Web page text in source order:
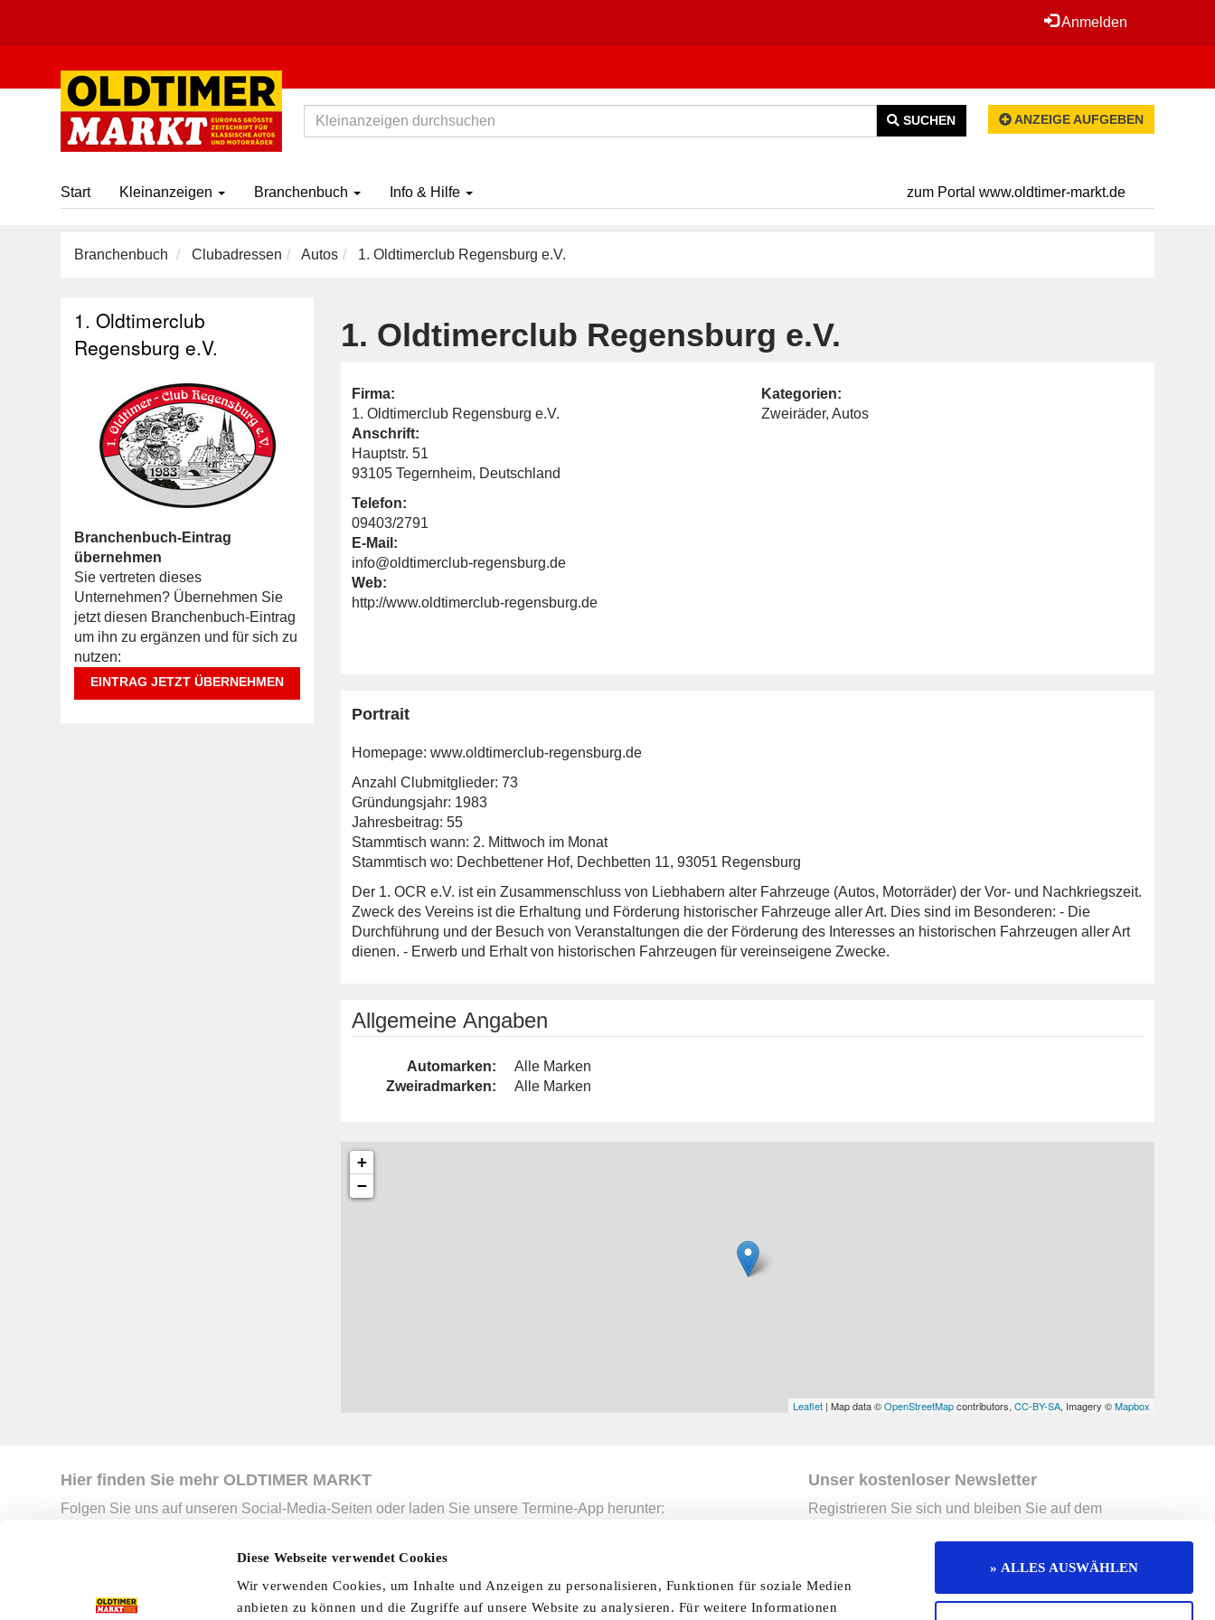
Diese Webseite verwendet Cookies
Wir verwenden Cookies, um Inhalte und Anzeigen zu personalisieren, Funktionen für soziale Medien
anbieten zu können und die Zugriffe auf unsere Website zu analysieren. Für weitere Informationen
» ALLES AUSWÄHLEN
Anmelden
SUCHEN ANZEIGE AUFGEBEN
Start Kleinanzeigen Branchenbuch Info & Hilfe zum Portal www.oldtimer-markt.de
Branchenbuch Clubadressen Autos 1. Oldtimerclub Regensburg e.V.
1. Oldtimerclub Regensburg e.V.
Firma:
1. Oldtimerclub Regensburg e.V.
Anschrift:
Hauptstr. 51
93105 Tegernheim, Deutschland
Telefon:
09403/2791
E-Mail:
info@oldtimerclub-regensburg.de
Web:
http://www.oldtimerclub-regensburg.de
Kategorien:
Zweiräder, Autos
Portrait
Homepage: www.oldtimerclub-regensburg.de
Anzahl Clubmitglieder: 73
Gründungsjahr: 1983
Jahresbeitrag: 55
Stammtisch wann: 2. Mittwoch im Monat
Stammtisch wo: Dechbettener Hof, Dechbetten 11, 93051 Regensburg
Der 1. OCR e.V. ist ein Zusammenschluss von Liebhabern alter Fahrzeuge (Autos, Motorräder) der Vor- und Nachkriegszeit.
Zweck des Vereins ist die Erhaltung und Förderung historischer Fahrzeuge aller Art. Dies sind im Besonderen: - Die
Durchführung und der Besuch von Veranstaltungen die der Förderung des Interesses an historischen Fahrzeugen aller Art
dienen. - Erwerb und Erhalt von historischen Fahrzeugen für vereinseigene Zwecke.
Allgemeine Angaben
Automarken:
Alle Marken
Zweiradmarken:
Alle Marken
+
−
Leaflet | Map data ©OpenStreetMapcontributors, CC-BY-SA, Imagery ©Mapbox
1. Oldtimerclub
Regensburg e.V.
Branchenbuch-Eintrag
übernehmen
Sie vertreten dieses
Unternehmen? Übernehmen Sie
jetzt diesen Branchenbuch-Eintrag
um ihn zu ergänzen und für sich zu
nutzen:
EINTRAG JETZT ÜBERNEHMEN
Hier finden Sie mehr OLDTIMER MARKT
Folgen Sie uns auf unseren Social-Media-Seiten oder laden Sie unsere Termine-App herunter:
Unser kostenloser Newsletter
Registrieren Sie sich und bleiben Sie auf dem
Preisliste Erscheinungskalender Info & Hilfe AGB Datenschutzerklärung Widerruf Kontakt Mediadaten Jobs